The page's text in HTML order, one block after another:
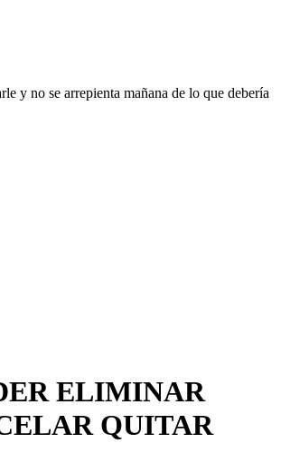
y no se arrepienta mañana de lo que debería
ELIMINAR
QUITAR